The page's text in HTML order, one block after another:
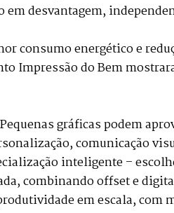
desvantagem,
consumo energético e
Impressão do Bem
gráficas podem
comunicação
inteligente –
combinando offset e
em escala, com